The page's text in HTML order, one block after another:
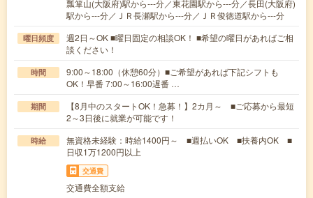
瓢箪山(大阪府)駅から---分／東花園駅から---分／長田(大阪府)
駅から---分／ＪＲ長瀬駅から---分／ＪＲ俊徳道駅から---分
曜日頻度
週2日～OK ■曜日固定の相談OK！ ■希望の曜日があればご相
談ください！
時間
9:00～18:00（休憩60分）■ご希望があれば下記シフトも
OK！早番 7:00～16:00遅番 …
期間
【8月中のスタートOK！急募！】2カ月～ ■ご応募から最短
2～3日後に就業が可能です！
時給
無資格未経験：時給1400円～ ■週払いOK ■扶養内OK ■
日収1万1200円以上
交通費
交通費全額支給